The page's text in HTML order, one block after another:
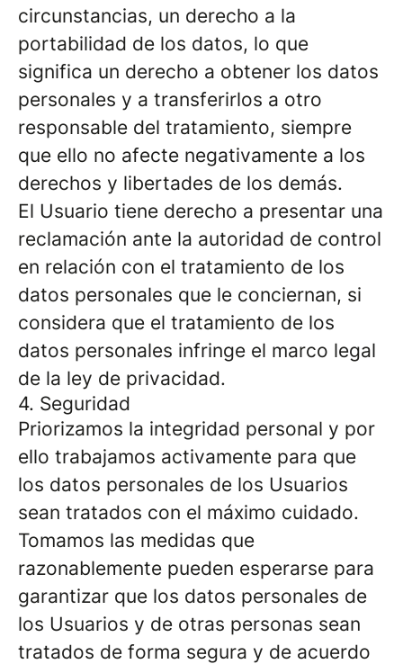
circunstancias, un derecho a la
portabilidad de los datos, lo que
significa un derecho a obtener los datos
personales y a transferirlos a otro
responsable del tratamiento, siempre
que ello no afecte negativamente a los
derechos y libertades de los demás.
El Usuario tiene derecho a presentar una
reclamación ante la autoridad de control
en relación con el tratamiento de los
datos personales que le conciernan, si
considera que el tratamiento de los
datos personales infringe el marco legal
de la ley de privacidad.
4. Seguridad
Priorizamos la integridad personal y por
ello trabajamos activamente para que
los datos personales de los Usuarios
sean tratados con el máximo cuidado.
Tomamos las medidas que
razonablemente pueden esperarse para
garantizar que los datos personales de
los Usuarios y de otras personas sean
tratados de forma segura y de acuerdo